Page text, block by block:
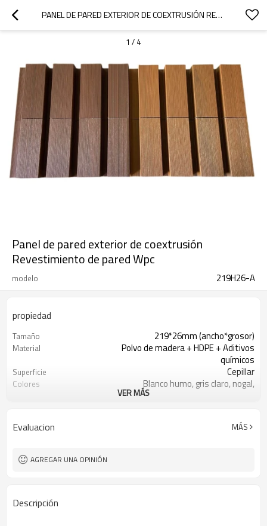
PANEL DE PARED EXTERIOR DE COEXTRUSIÓN REVESTIMIENTO DE PARED WPC
1 / 4
Panel de pared exterior de coextrusión
Revestimiento de pared Wpc
modelo 219H26-A
propiedad
Tamaño 219*26mm (ancho*grosor)
Material
Polvo de madera + HDPE + Aditivos
químicos
Superficie Cepillar
Colores
Blanco humo, gris claro, nogal,
Tacto de madera y sensación
natural.
Uso
Instalación
VER MÁS
Evaluacion MÁS
AGREGAR UNA OPINIÓN
Descripción